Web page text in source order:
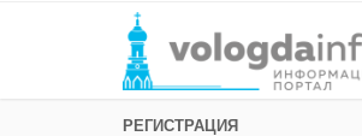
РЕГИСТРАЦИЯ